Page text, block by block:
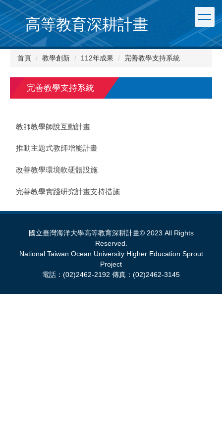
跳
到
主
要
內
高等教育深耕計畫
首頁 教學創新 112年成果 完善教學支持系統
完善教學支持系統
教師教學師說互動計畫
推動主題式教師增能計畫
改善教學環境軟硬體設施
完善教學實踐研究計畫支持措施
國立臺灣海洋大學高等教育深耕計畫© 2023 All Rights
Reserved.
National Taiwan Ocean University Higher Education Sprout
Project
電話：(02)2462-2192 傳真：(02)2462-3145